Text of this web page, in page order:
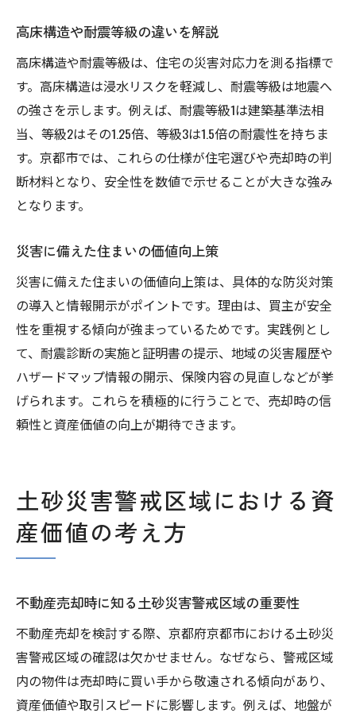
高床構造や耐震等級の違いを解説
高床構造や耐震等級は、住宅の災害対応力を測る指標で
す。高床構造は浸水リスクを軽減し、耐震等級は地震へ
の強さを示します。例えば、耐震等級1は建築基準法相
当、等級2はその1.25倍、等級3は1.5倍の耐震性を持ちま
す。京都市では、これらの仕様が住宅選びや売却時の判
断材料となり、安全性を数値で示せることが大きな強み
となります。
災害に備えた住まいの価値向上策
災害に備えた住まいの価値向上策は、具体的な防災対策
の導入と情報開示がポイントです。理由は、買主が安全
性を重視する傾向が強まっているためです。実践例とし
て、耐震診断の実施と証明書の提示、地域の災害履歴や
ハザードマップ情報の開示、保険内容の見直しなどが挙
げられます。これらを積極的に行うことで、売却時の信
頼性と資産価値の向上が期待できます。
土砂災害警戒区域における資
産価値の考え方
不動産売却時に知る土砂災害警戒区域の重要性
不動産売却を検討する際、京都府京都市における土砂災
害警戒区域の確認は欠かせません。なぜなら、警戒区域
内の物件は売却時に買い手から敬遠される傾向があり、
資産価値や取引スピードに影響します。例えば、地盤が